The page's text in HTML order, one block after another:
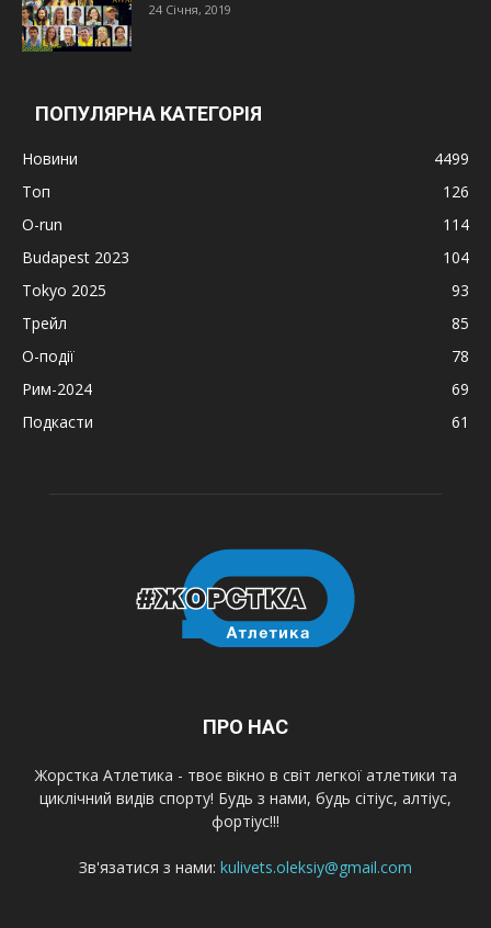
24 Січня, 2019
ПОПУЛЯРНА КАТЕГОРІЯ
Новини
4499
Топ
126
O-run
114
Budapest 2023
104
Tokyo 2025
93
Трейл
85
О-події
78
Рим-2024
69
Подкасти
61
ПРО НАС
Жорстка Атлетика - твоє вікно в світ легкої атлетики та
циклічний видів спорту! Будь з нами, будь сітіус, алтіус,
фортіус!!!
Зв'язатися з нами: kulivets.oleksiy@gmail.com